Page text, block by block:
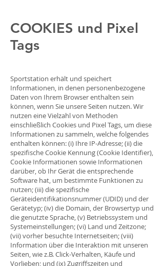
COOKIES und Pixel
Tags
Sportstation erhält und speichert
Informationen, in denen personenbezogene
Daten von Ihrem Browser enthalten sein
können, wenn Sie unsere Seiten nutzen. Wir
nutzen eine Vielzahl von Methoden
einschließlich Cookies und Pixel Tags, um diese
Informationen zu sammeln, welche folgendes
enthalten können: (i) Ihre IP-Adresse; (ii) die
spezifische Cookie Kennung (Cookie Identifier),
Cookie Informationen sowie Informationen
darüber, ob Ihr Gerät die entsprechende
Software hat, um bestimmte Funktionen zu
nutzen; (iii) die spezifische
Geräteidentifikationsnummer (UDID) und der
Gerätetyp; (iv) die Domain, der Browsertyp und
die genutzte Sprache, (v) Betriebssystem und
Systemeinstellungen; (vi) Land und Zeitzone;
(vii) vorher besuchte Internetseiten; (viii)
Information über die Interaktion mit unseren
Seiten, wie z.B. Click-Verhalten, Käufe und
Vorlieben; und (ix) Zugriffszeiten und